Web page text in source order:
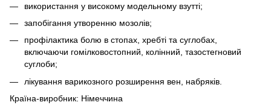
використання у високому модельному взутті;
запобігання утворенню мозолів;
профілактика болю в стопах, хребті та суглобах,
включаючи гомілковостопний, колінний, тазостегновий
суглоби;
лікування варикозного розширення вен, набряків.
Країна-виробник: Німеччина